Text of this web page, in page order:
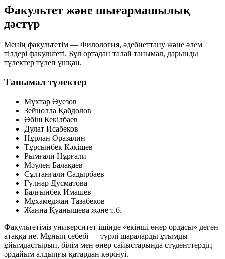
Факультет және шығармашылық
дәстүр
Менің факультетім — Филология, әдебиеттану және әлем
тілдері факультеті. Бұл ортадан талай танымал, дарынды
түлектер түлеп ұшқан.
Танымал түлектер
Мұхтар Әуезов
Зейнолла Қабдолов
Әбіш Кекілбаев
Дулат Исабеков
Нұрлан Оразалин
Тұрсынбек Кәкішев
Рымғали Нұрғали
Мәулен Балақаев
Сұлтанғали Садырбаев
Гүлнар Дусматова
Балғынбек Имашев
Мұхамеджан Тазабеков
Жанна Қуанышева және т.б.
Факультетіміз университет ішінде «екінші өнер ордасы» деген
атаққа ие. Мұның себебі — түрлі шараларды ұтымды
ұйымдастырып, білім мен өнер сайыстарында студенттердің
әрдайым алдыңғы қатардан көрінуі.